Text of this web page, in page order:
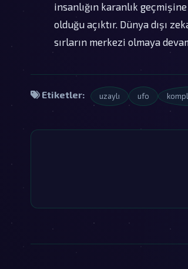
insanlığın karanlık
olduğu açıktır. Dünya dışı
sırların merkezi olmaya
Etiketler: uzaylı ufo